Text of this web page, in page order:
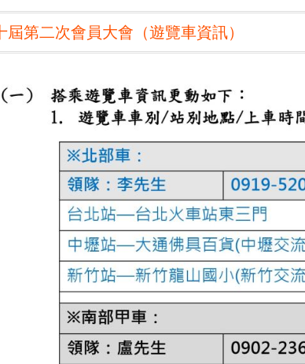
屆第二次會員大會（遊覽車資訊）